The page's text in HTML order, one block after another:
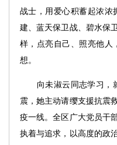
战士，用爱心积蓄起浓浓
建、蓝天保卫战、碧水保
样，点亮自己、照亮他人
想。
向未淑云同志学习，就
震，她主动请缨支援抗震
疫一线。全区广大党员干
执着与追求，以高度的政